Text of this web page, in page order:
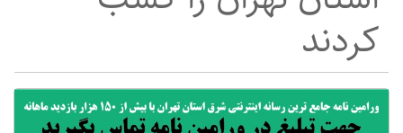
کردند